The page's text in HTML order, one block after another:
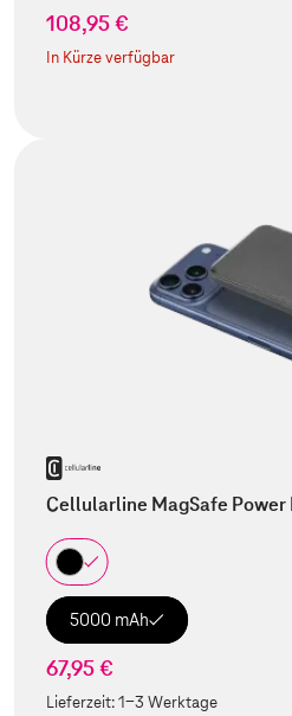
108,95 €
In Kürze verfügbar
Cellularline MagSafe Power
5000 mAh
67,95 €
Lieferzeit:1-3 Werktage